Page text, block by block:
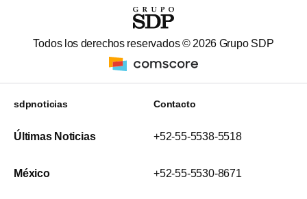
Todos los derechos reservados © 2026 Grupo SDP
sdpnoticias
Últimas Noticias
México
Contacto
+52-55-5538-5518
+52-55-5530-8671